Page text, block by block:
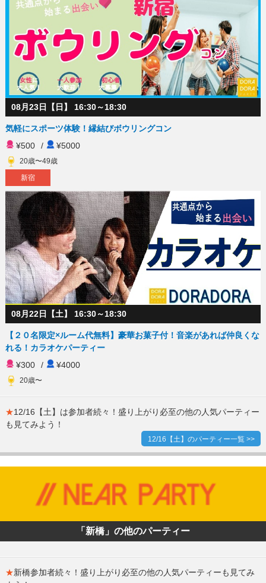
08月23日【日】 16:30～18:30
気軽にスポーツ体験！縁結びボウリングコン
¥500
/ ¥5000
20歳〜49歳
新宿
08月22日【土】 16:30～18:30
【２０名限定×ルーム代無料】豪華お菓子付！音楽があれば仲良くな
れる！カラオケパーティー
¥300
/ ¥4000
20歳〜
★12/16【土】は参加者続々！盛り上がり必至の他の人気パーティー
も見てみよう！
12/16【土】のパーティー一覧 >>
「新橋」の他のパーティー
★新橋参加者続々！盛り上がり必至の他の人気パーティーも見てみ